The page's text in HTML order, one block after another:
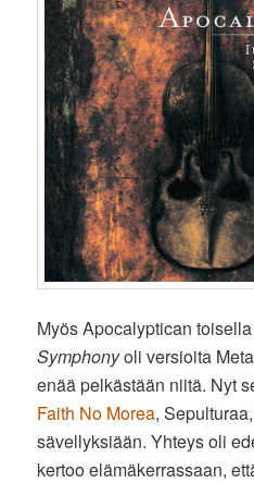
Myös Apocalyptican
Symphonyoli versioita
enää pelkästään niitä. Nyt
Faith No Morea, Sepulturaa,
sävellyksiään. Yhteys oli
kertoo elämäkerrassaan,